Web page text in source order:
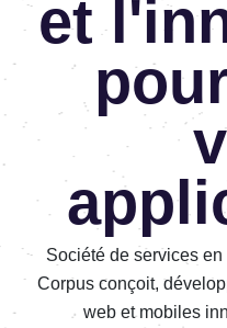
et
Société de services
Corpus conçoit,
web et mobiles